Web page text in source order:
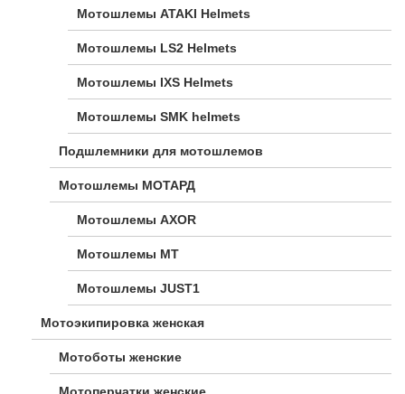
Мотошлемы ATAKI Helmets
Мотошлемы LS2 Helmets
Мотошлемы IXS Helmets
Мотошлемы SMK helmets
Подшлемники для мотошлемов
Мотошлемы МОТАРД
Мотошлемы AXOR
Мотошлемы MT
Мотошлемы JUST1
Мотоэкипировка женская
Мотоботы женские
Мотоперчатки женские